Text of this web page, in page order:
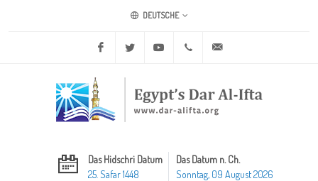
DEUTSCHE
Facebook Twitter Youtube +20 2 25970400
Das Hidschri Datum
25. Safar 1448
Das Datum n. Ch.
Sonntag, 09 August 2026